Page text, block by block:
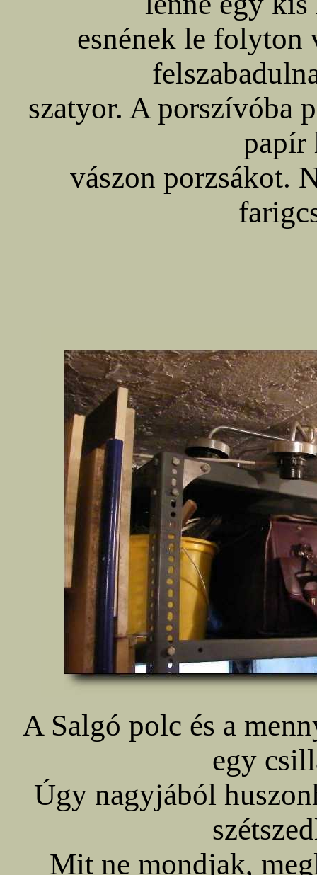
esnének le folyton
szatyor. A porszívóba
papír
vászon porzsákot.
A Salgó polc és a
egy
Úgy nagyjából
Mit ne mondjak,